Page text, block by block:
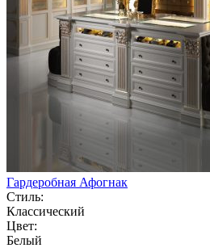
Гардеробная Афогнак
Стиль:
Классический
Цвет:
Белый